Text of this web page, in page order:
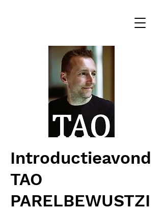
Introductieavond
TAO
PARELBEWUSTZI